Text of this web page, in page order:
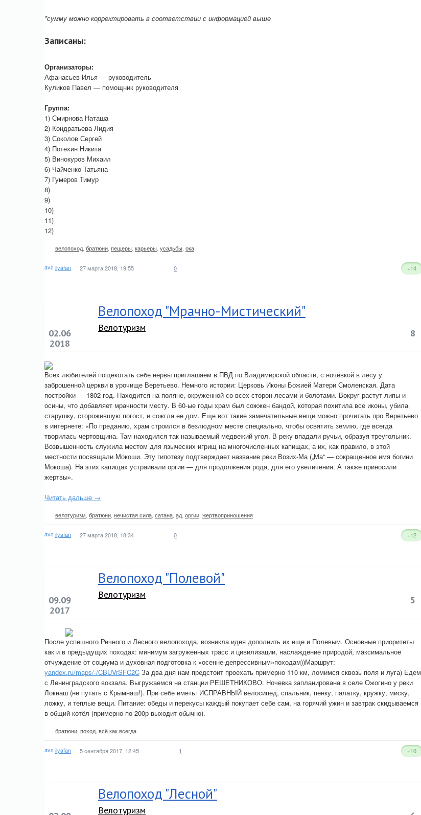
*сумму можно корректировать в соответствии с информацией выше
Записаны:
Организаторы:
Афанасьев Илья — руководитель
Куликов Павел — помощник руководителя
Группа:
1) Смирнова Наташа
2) Кондратьева Лидия
3) Соколов Сергей
4) Потехин Никита
5) Винокуров Михаил
6) Чайченко Татьяна
7) Гумеров Тимур
8)
9)
10)
11)
12)
велопоход братюни пещеры карьеры усадьбы ока
ilyafan 27 марта 2018, 19:55 0 +14
02.06
2018
Велопоход "Мрачно-Мистический"
Велотуризм 8
Всех любителей пощекотать себе нервы приглашаем в ПВД по Владимирской области, с ночёвкой в лесу у
заброшенной церкви в урочище Веретьево. Немного истории: Церковь Иконы Божией Матери Смоленская. Дата
постройки — 1802 год. Находится на поляне, окруженной со всех сторон лесами и болотами. Вокруг растут липы и
осины, что добавляет мрачности месту. В 60-ые годы храм был сожжен бандой, которая похитила все иконы, убила
старушку, сторожившую погост, и сожгла ее дом. Еще вот такие замечательные вещи можно прочитать про Веретьево
в интернете: «По преданию, храм строился в безлюдном месте специально, чтобы освятить землю, где всегда
творилась чертовщина. Там находился так называемый медвежий угол. В реку впадали ручьи, образуя треугольник.
Возвышенность служила местом для языческих игрищ на многочисленных капищах, а их, как правило, в этой
местности посвящали Мокоши. Эту гипотезу подтверждает название реки Возих-Ма („Ма“ — сокращенное имя богини
Мокоша). На этих капищах устраивали оргии — для продолжения рода, для его увеличения. А также приносили
жертвы».
Читать дальше →
велотуризм братюни нечистая сила сатана ад оргии жертвоприношения
ilyafan 27 марта 2018, 18:34 0 +12
09.09
2017
Велопоход "Полевой"
Велотуризм 5
После успешного Речного и Лесного велопохода, возникла идея дополнить их еще и Полевым. Основные приоритеты
как и в предыдущих походах: минимум загруженных трасс и цивилизации, наслаждение природой, максимальное
отчуждение от социума и духовная подготовка к «осенне-депрессивным»походам))Маршрут:
yandex.ru/maps/-/CBUVrSFC2C За два дня нам предстоит проехать примерно 110 км, ломимся сквозь поля и луга) Едем
с Ленинградского вокзала. Выгружаемся на станции РЕШЕТНИКОВО. Ночевка запланирована в селе Ожогино у реки
Локнаш (не путать с Крымнаш!). При себе иметь: ИСПРАВНЫЙ велосипед, спальник, пенку, палатку, кружку, миску,
ложку, и теплые вещи. Питание: обеды и перекусы каждый покупает себе сам, на горячий ужин и завтрак скидываемся
в общий котёл (примерно по 200р выходит обычно).
братюни поход всё как всегда
ilyafan 5 сентября 2017, 12:45 1 +10
Велопоход "Лесной"
Велотуризм